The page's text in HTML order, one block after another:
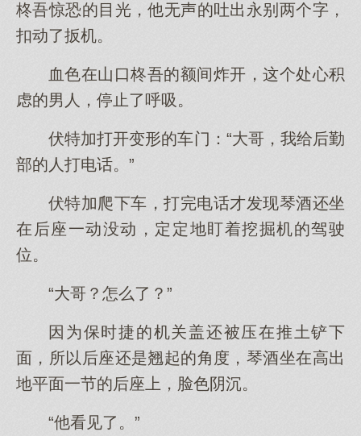
柊吾惊恐的目光，他无声的吐出永别两个字，
扣动了扳机。
血色在山口柊吾的额间炸开，这个处心积
虑的男人，停止了呼吸。
伏特加打开变形的车门：“大哥，我给后勤
部的人打电话。”
伏特加爬下车，打完电话才发现琴酒还坐
在后座一动没动，定定地盯着挖掘机的驾驶
位。
“大哥？怎么了？”
因为保时捷的机关盖还被压在推土铲下
面，所以后座还是翘起的角度，琴酒坐在高出
地平面一节的后座上，脸色阴沉。
“他看见了。”